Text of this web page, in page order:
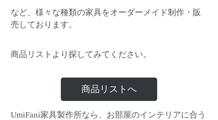
など、様々な種類の家具をオーダーメイド制作・販
売しております。
商品リストより探してみてください。
商品リストへ
UmiFani家具製作所なら、お部屋のインテリアに合う